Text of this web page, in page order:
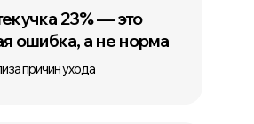
причин ухода
23% — это
ошибка, а не норма